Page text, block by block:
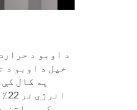
د اوبو د
خپل د اوبو د
په کال